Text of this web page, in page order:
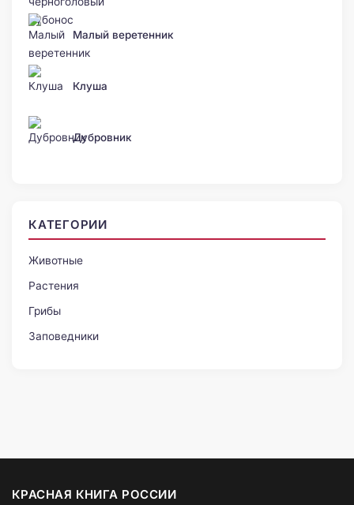
Малый веретенник
Клуша
Дубровник
КАТЕГОРИИ
Животные
Растения
Грибы
Заповедники
КРАСНАЯ КНИГА РОССИИ